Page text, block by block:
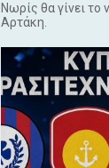
Νωρίς θα γίνει το
Αρτάκη.